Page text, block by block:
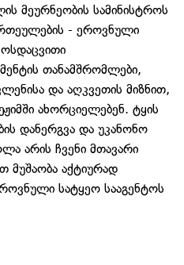
მეურნეობის სამინისტროს
- ეროვნული
თანამშრომლები,
და აღკვეთის მიზნით,
ახორციელებენ. ტყის
დანერგვა და უკანონო
არის ჩვენი მთავარი
მუშაობა აქტიურად
სატყეო სააგენტოს